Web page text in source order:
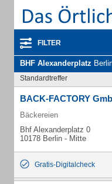
FILTER
BHF Alexanderplatz Berlin Mitte -
Standardtreffer
BACK-FACTORY
Bäckereien
Bhf Alexanderplatz 0
10178 Berlin - Mitte
Gratis-Digitalcheck